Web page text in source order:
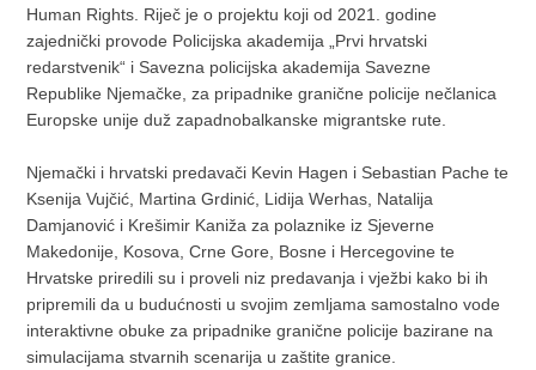
Human Rights. Riječ je o projektu koji od 2021. godine
zajednički provode Policijska akademija „Prvi hrvatski
redarstvenik“ i Savezna policijska akademija Savezne
Republike Njemačke, za pripadnike granične policije nečlanica
Europske unije duž zapadnobalkanske migrantske rute.
Njemački i hrvatski predavači Kevin Hagen i Sebastian Pache te
Ksenija Vujčić, Martina Grdinić, Lidija Werhas, Natalija
Damjanović i Krešimir Kaniža za polaznike iz Sjeverne
Makedonije, Kosova, Crne Gore, Bosne i Hercegovine te
Hrvatske priredili su i proveli niz predavanja i vježbi kako bi ih
pripremili da u budućnosti u svojim zemljama samostalno vode
interaktivne obuke za pripadnike granične policije bazirane na
simulacijama stvarnih scenarija u zaštite granice.